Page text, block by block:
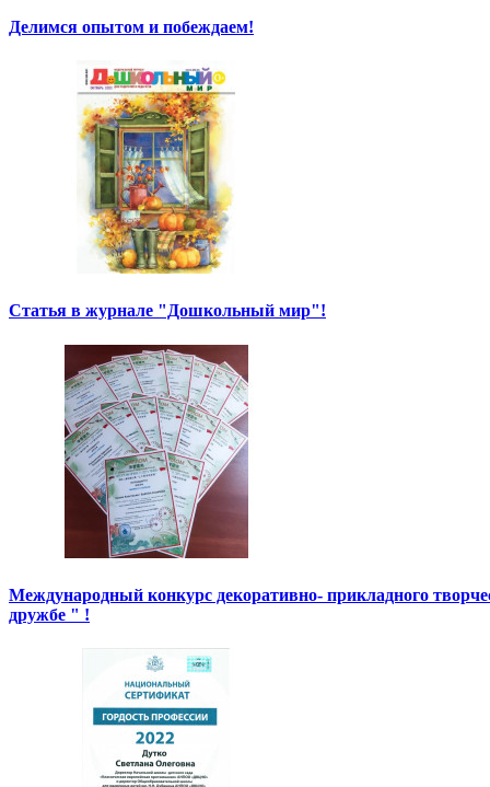
Делимся опытом и побеждаем!
Статья в журнале "Дошкольный мир"!
Международный конкурс декоративно- прикладного
дружбе " !